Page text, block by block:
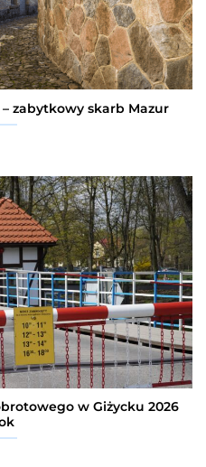
zabytkowy skarb Mazur
w Giżycku 2026